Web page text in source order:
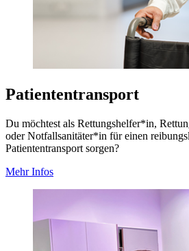
Patiententransport
Du möchtest als Rettungshelfer*in,
oder Notfallsanitäter*in für einen
Patiententransport sorgen?
Mehr Infos